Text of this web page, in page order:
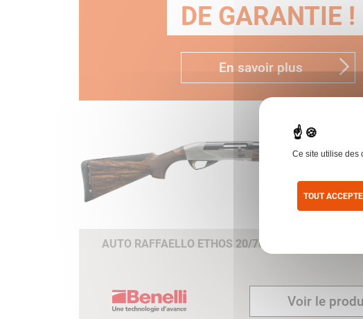
DE GARANTIE !
En savoir plus
AUTO RAFFAELLO ETHOS 20/76 61 MC
Voir le
Ce site utilise des
TOUT